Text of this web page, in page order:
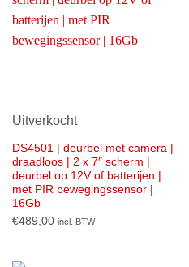
Uitverkocht
DS4501 | deurbel met camera |
draadloos | 2 x 7″ scherm |
deurbel op 12V of batterijen |
met PIR bewegingssensor |
16Gb
€489,00 incl. BTW